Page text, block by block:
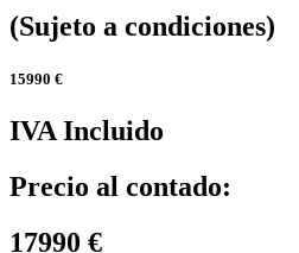
(Sujeto a condiciones)
15990 €
IVA Incluido
Precio al contado:
17990 €